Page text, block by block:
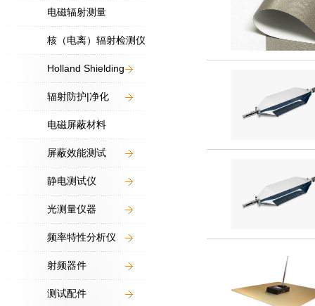
电磁辐射测量
核（电离）辐射检测仪
Holland Shielding
辐射防护|净化
电磁屏蔽材料
屏蔽效能测试
静电测试仪
光测量仪器
频率特性分析仪
射频器件
测试配件